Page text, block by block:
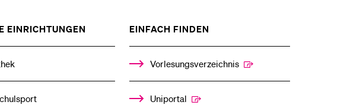
EINRICHTUNGEN
%1$S
SUBMENU
EINFACH FINDEN
%1$S
SUBMENU
Vorlesungsverzeichnis
Uniportal